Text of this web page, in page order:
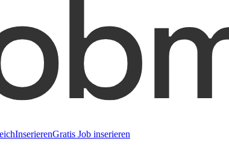
InserierenGratis Job inserieren